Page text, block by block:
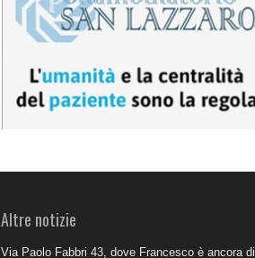
Altre notizie
Via Paolo Fabbri 43, dove Francesco è ancora di